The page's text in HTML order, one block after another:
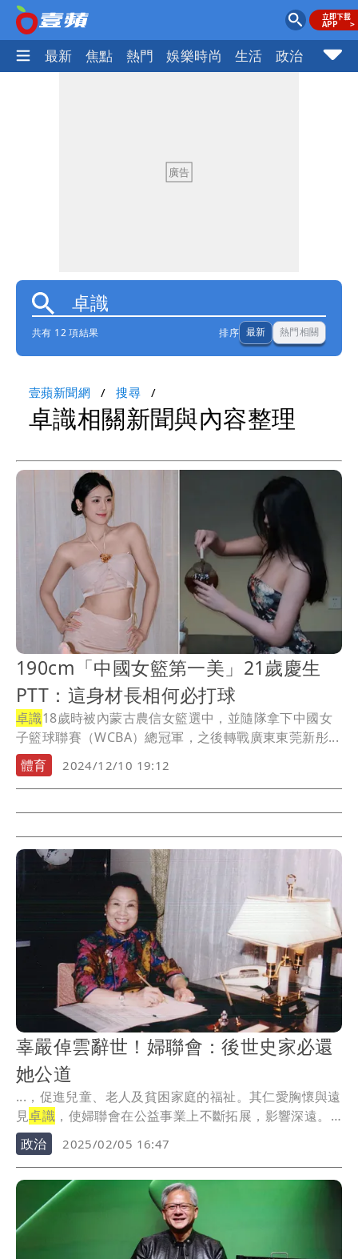
最新 焦點 熱門 娛樂時尚 生活 政治 社會
共有 12 項結果 排序 最新 熱門相關
壹蘋新聞網 搜尋
卓識相關新聞與內容整理
190cm「中國女籃第一美」21歲慶生
PTT：這身材長相何必打球
卓識18歲時被內蒙古農信女籃選中，並隨隊拿下中國女
子籃球聯賽（WCBA）總冠軍，之後轉戰廣東東莞新彤...
體育
2024/12/10 19:12
辜嚴倬雲辭世！婦聯會：後世史家必還
她公道
...，促進兒童、老人及貧困家庭的福祉。其仁愛胸懷與遠
見卓識 ，使婦聯會在公益事業上不斷拓展，影響深遠。
...政治 2025/02/05 16:47